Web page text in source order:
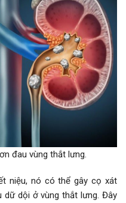
đau vùng thắt lưng.
niệu, nó có thể gây cọ xát
dữ dội ở vùng thắt lưng. Đây